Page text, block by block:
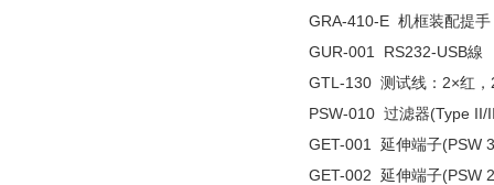
GRA-410-E 机框装配提手
GUR-001 RS232-USB線
GTL-130 测试线：2×红
PSW-010 过滤器(Type II/
GET-001 延伸端子(PSW
GET-002 延伸端子(PSW